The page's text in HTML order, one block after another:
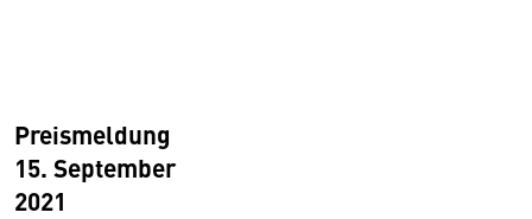
Preismeldung
15. September
2021